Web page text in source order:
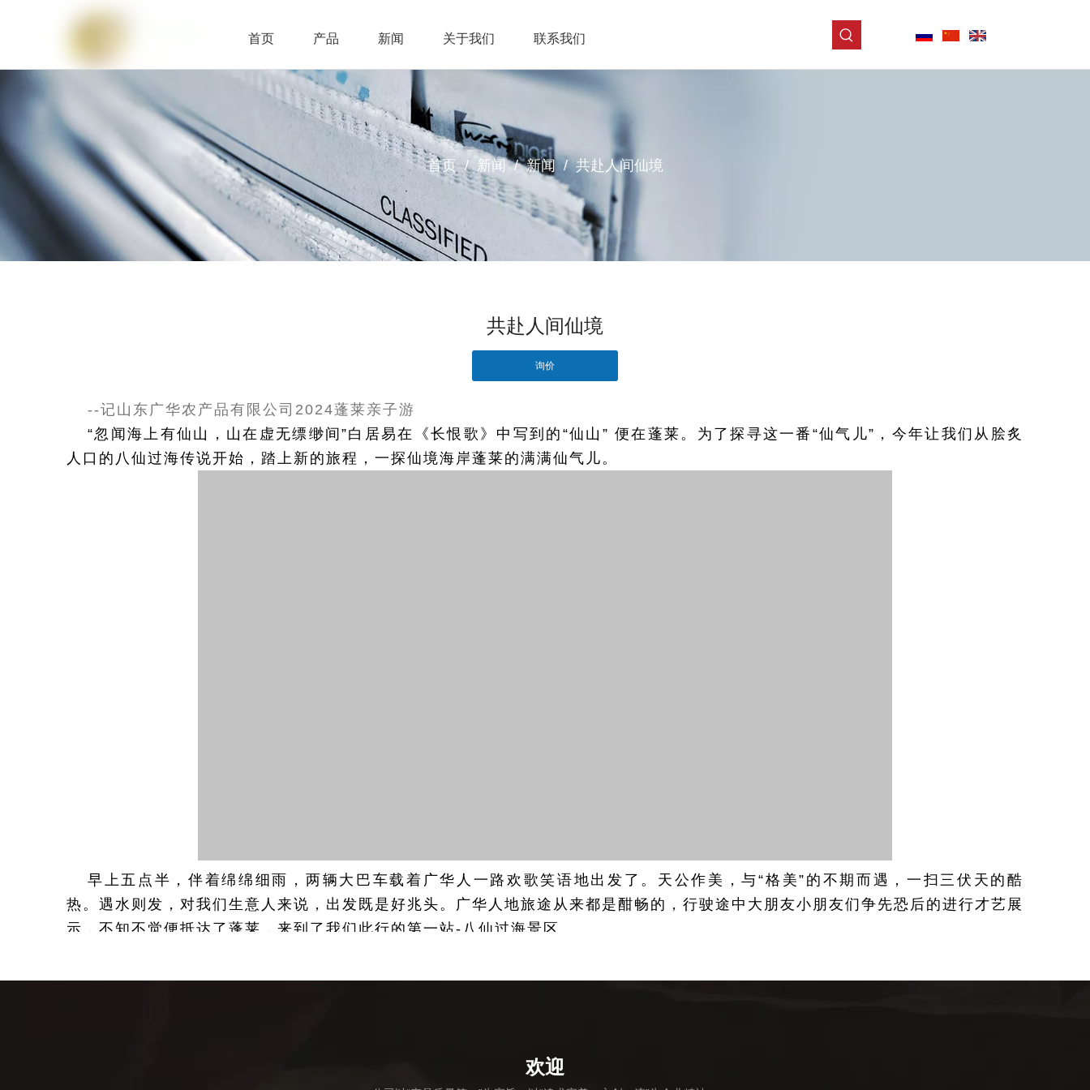
首页 产品 新闻 关于我们 联系我们
首页 / 新闻 / 新闻 / 共赴人间仙境
共赴人间仙境
询价
--记山东广华农产品有限公司2024蓬莱亲子游
“忽闻海上有仙山，山在虚无缥缈间”白居易在《长恨歌》中写到的“仙山” 便在蓬莱。为了探寻这一番“仙气儿”，今年让我们从脍炙
人口的八仙过海传说开始，踏上新的旅程，一探仙境海岸蓬莱的满满仙气儿。
早上五点半，伴着绵绵细雨，两辆大巴车载着广华人一路欢歌笑语地出发了。天公作美，与“格美”的不期而遇，一扫三伏天的酷
热。遇水则发，对我们生意人来说，出发既是好兆头。广华人地旅途从来都是酣畅的，行驶途中大朋友小朋友们争先恐后的进行才艺展
示，不知不觉便抵达了蓬莱，来到了我们此行的第一站-八仙过海景区。
方米，主要景点近40处。周围海域天高水阔，景色壮观，是一个建于海上的葫芦形人工岛。千百年来，八仙过海之传说、海市蜃楼之
欢迎